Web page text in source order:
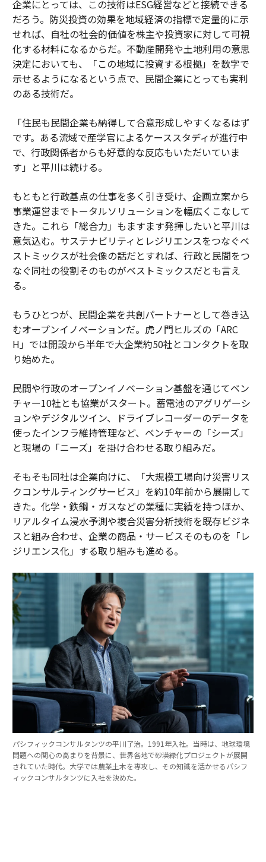
企業にとっては、この技術はESG経営などと接続できる
だろう。防災投資の効果を地域経済の指標で定量的に示
せれば、自社の社会的価値を株主や投資家に対して可視
化する材料になるからだ。不動産開発や土地利用の意思
決定においても、「この地域に投資する根拠」を数字で
示せるようになるという点で、民間企業にとっても実利
のある技術だ。
「住民も民間企業も納得して合意形成しやすくなるはず
です。ある流域で産学官によるケーススタディが進行中
で、行政関係者からも好意的な反応もいただいていま
す」と平川は続ける。
もともと行政基点の仕事を多く引き受け、企画立案から
事業運営までトータルソリューションを幅広くこなして
きた。これら「総合力」もますます発揮したいと平川は
意気込む。サステナビリティとレジリエンスをつなぐベ
ストミックスが社会像の話だとすれば、行政と民間をつ
なぐ同社の役割そのものがベストミックスだとも言え
る。
もうひとつが、民間企業を共創パートナーとして巻き込
むオープンイノベーションだ。虎ノ門ヒルズの「ARC
H」では開設から半年で大企業約50社とコンタクトを取
り始めた。
民間や行政のオープンイノベーション基盤を通じてベン
チャー10社とも協業がスタート。蓄電池のアグリゲーシ
ョンやデジタルツイン、ドライブレコーダーのデータを
使ったインフラ維持管理など、ベンチャーの「シーズ」
と現場の「ニーズ」を掛け合わせる取り組みだ。
そもそも同社は企業向けに、「大規模工場向け災害リス
クコンサルティングサービス」を約10年前から展開して
きた。化学・鉄鋼・ガスなどの業種に実績を持つほか、
リアルタイム浸水予測や複合災害分析技術を既存ビジネ
スと組み合わせ、企業の商品・サービスそのものを「レ
ジリエンス化」する取り組みも進める。
パシフィックコンサルタンツの平川了治。1991年入社。当時は、地球環境
問題への関心の高まりを背景に、世界各地で砂漠緑化プロジェクトが展開
されていた時代。大学では農業土木を専攻し、その知識を活かせるパシフ
ィックコンサルタンツに入社を決めた。